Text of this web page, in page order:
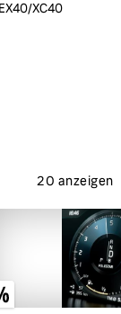
EX40/XC40
20 anzeigen